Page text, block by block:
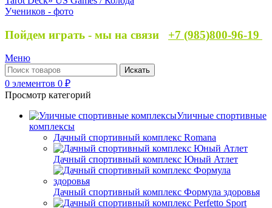
Пойдем играть - мы на связи +7 (985)800-96-19
Меню
Искать
0 элементов 0 ₽
Просмотр категорий
Уличные спортивные
комплексы
Дачный спортивный комплекс Romana
Дачный спортивный комплекс Юный Атлет
Дачный спортивный комплекс Формула здоровья